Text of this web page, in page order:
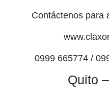
Contáctenos para
0999 665774 /
Quito